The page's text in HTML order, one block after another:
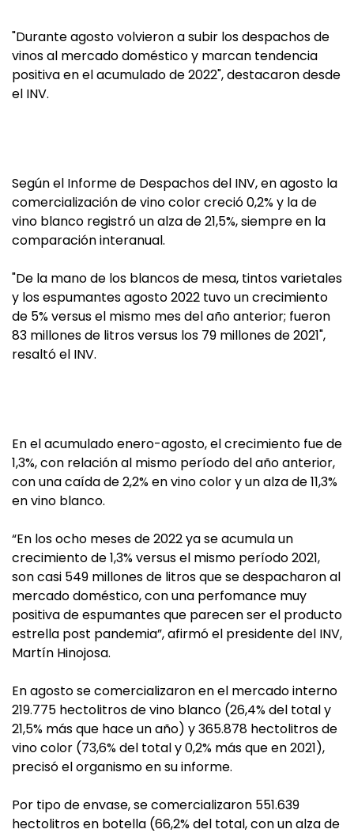
"Durante agosto volvieron a subir los despachos de
vinos al mercado doméstico y marcan tendencia
positiva en el acumulado de 2022", destacaron desde
el INV.
Según el Informe de Despachos del INV, en agosto la
comercialización de vino color creció 0,2% y la de
vino blanco registró un alza de 21,5%, siempre en la
comparación interanual.
"De la mano de los blancos de mesa, tintos varietales
y los espumantes agosto 2022 tuvo un crecimiento
de 5% versus el mismo mes del año anterior; fueron
83 millones de litros versus los 79 millones de 2021",
resaltó el INV.
En el acumulado enero-agosto, el crecimiento fue de
1,3%, con relación al mismo período del año anterior,
con una caída de 2,2% en vino color y un alza de 11,3%
en vino blanco.
“En los ocho meses de 2022 ya se acumula un
crecimiento de 1,3% versus el mismo período 2021,
son casi 549 millones de litros que se despacharon al
mercado doméstico, con una perfomance muy
positiva de espumantes que parecen ser el producto
estrella post pandemia”, afirmó el presidente del INV,
Martín Hinojosa.
En agosto se comercializaron en el mercado interno
219.775 hectolitros de vino blanco (26,4% del total y
21,5% más que hace un año) y 365.878 hectolitros de
vino color (73,6% del total y 0,2% más que en 2021),
precisó el organismo en su informe.
Por tipo de envase, se comercializaron 551.639
hectolitros en botella (66,2% del total, con un alza de